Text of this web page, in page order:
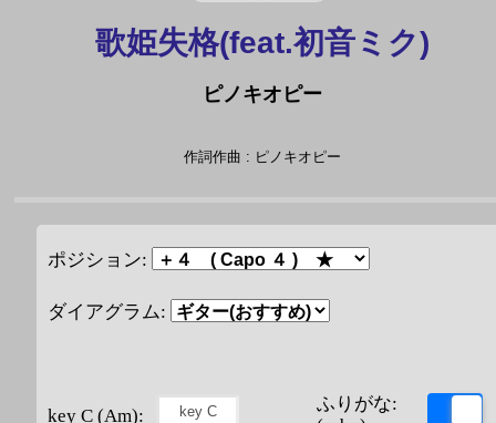
歌姫失格(feat.初音ミク)
ピノキオピー
作詞作曲 : ピノキオピー
ポジション:
ダイアグラム:
key C (Am):
ふりがな: